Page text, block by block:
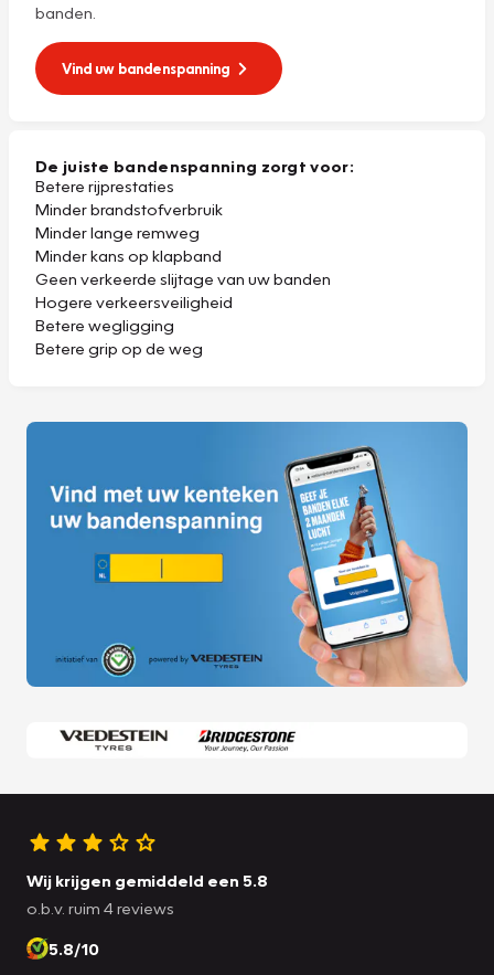
banden.
Vind uw bandenspanning
De juiste bandenspanning zorgt voor:
Betere rijprestaties
Minder brandstofverbruik
Minder lange remweg
Minder kans op klapband
Geen verkeerde slijtage van uw banden
Hogere verkeersveiligheid
Betere wegligging
Betere grip op de weg
Wij krijgen gemiddeld een 5.8
o.b.v. ruim 4 reviews
5.8/10